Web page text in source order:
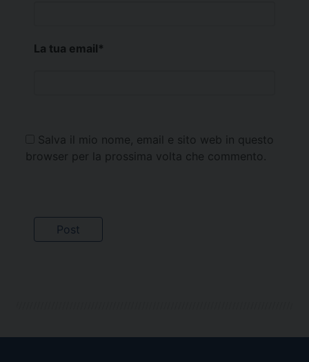
La tua email*
Salva il mio nome, email e sito web in questo
browser per la prossima volta che commento.